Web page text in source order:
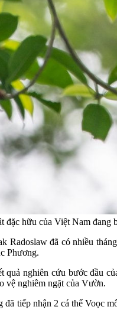
đặc hữu của Việt Nam
Radoslaw đã có nhiều
Phương.
quả nghiên cứu bước đầu
vệ nghiêm ngặt của Vườn.
tiếp nhận 2 cá thể Voọc